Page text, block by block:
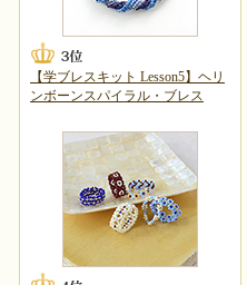
【学ブレスキット Lesson5】ヘリ
ンボーンスパイラル・ブレス